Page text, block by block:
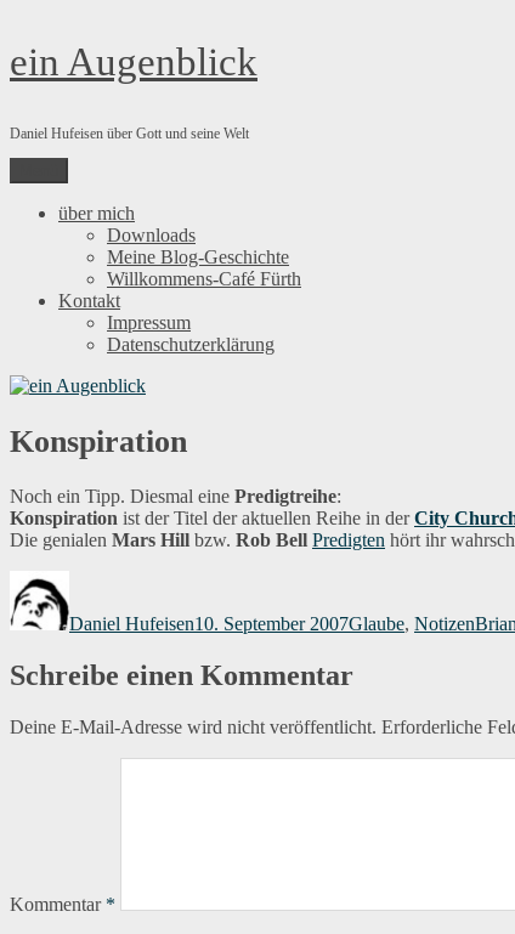
Zum
Inhalt
ein Augenblick
Daniel Hufeisen über Gott und seine Welt
über mich
Downloads
Meine Blog-Geschichte
Willkommens-Café Fürth
Kontakt
Impressum
Datenschutzerklärung
Konspiration
Noch ein Tipp. Diesmal eine Predigtreihe:
Konspiration ist der Titel der aktuellen Reihe in derCity
Die genialen Mars Hill bzw. Rob Bell Predigten hört ihr
Daniel Hufeisen10. September 2007Glaube, Notizen
Schreibe einen Kommentar
Deine E-Mail-Adresse wird nicht veröffentlicht. Erforderliche
Kommentar *